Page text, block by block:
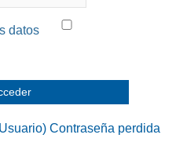
datos
Contraseña perdida